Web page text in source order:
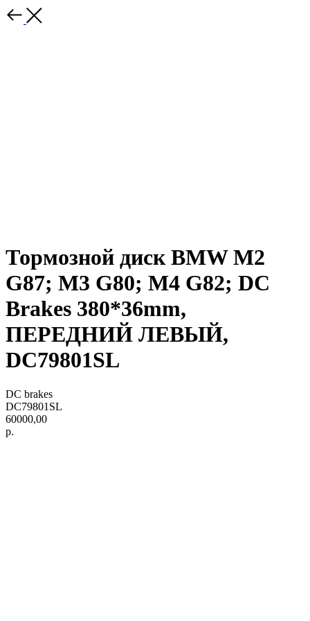
Тормозной диск BMW M2
G87; M3 G80; M4 G82; DC
Brakes 380*36mm,
ПЕРЕДНИЙ ЛЕВЫЙ,
DC79801SL
DC brakes
DC79801SL
60000,00
р.